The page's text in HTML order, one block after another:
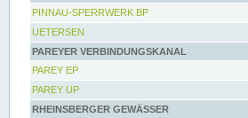
PINNAU-SPERRWERK BP
UETERSEN
PAREYER VERBINDUNGSKANAL
PAREY EP
PAREY UP
RHEINSBERGER GEWÄSSER